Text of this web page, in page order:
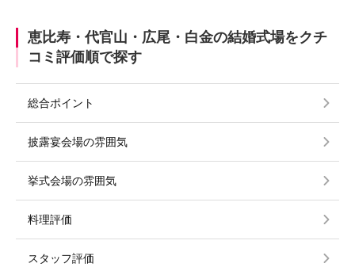
恵比寿・代官山・広尾・白金の結婚式場をクチ
コミ評価順で探す
総合ポイント
披露宴会場の雰囲気
挙式会場の雰囲気
料理評価
スタッフ評価